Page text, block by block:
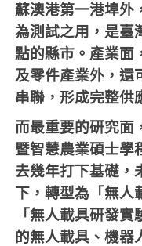
蘇澳港第一港埠外
為測試之用，是臺
點的縣市。產業面
及零件產業外，還
串聯，形成完整供
而最重要的研究面
暨智慧農業碩士學
去幾年打下基礎，
下，轉型為「無人
「無人載具研發
的無人載具、機器